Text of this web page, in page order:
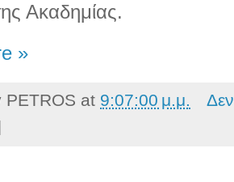
Ακαδημίας.
»
PETROS at 9:07:00 μ.μ.